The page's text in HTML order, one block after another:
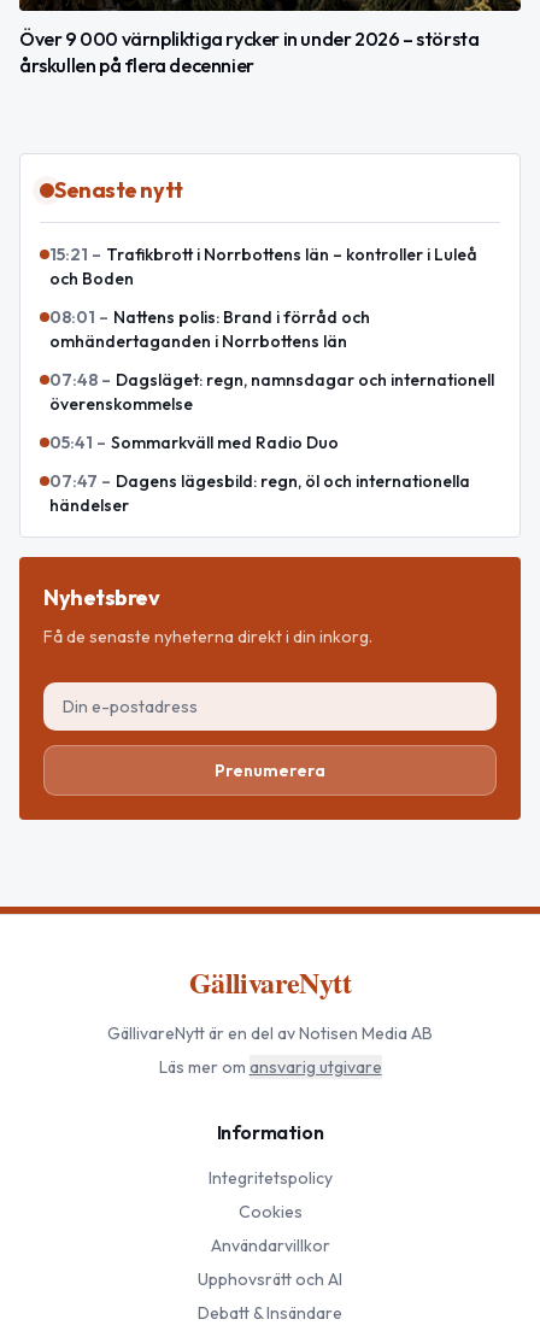
Över 9 000 värnpliktiga rycker in under 2026 – största
årskullen på flera decennier
Senaste nytt
15:21 – Trafikbrott i Norrbottens län – kontroller i Luleå
och Boden
08:01 – Nattens polis: Brand i förråd och
omhändertaganden i Norrbottens län
07:48 – Dagsläget: regn, namnsdagar och internationell
överenskommelse
05:41 – Sommarkväll med Radio Duo
07:47 – Dagens lägesbild: regn, öl och internationella
händelser
Nyhetsbrev
Få de senaste nyheterna direkt i din inkorg.
Prenumerera
GällivareNytt
GällivareNyttär en del av Notisen Media AB
Läs mer om ansvarig utgivare
Information
Integritetspolicy
Cookies
Användarvillkor
Upphovsrätt och AI
Debatt & Insändare